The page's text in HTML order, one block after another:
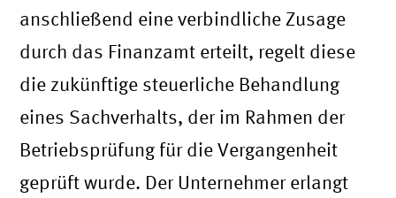
anschließend eine verbindliche Zusage
durch das Finanzamt erteilt, regelt diese
die zukünftige steuerliche Behandlung
eines Sachverhalts, der im Rahmen der
Betriebsprüfung für die Vergangenheit
geprüft wurde. Der Unternehmer erlangt